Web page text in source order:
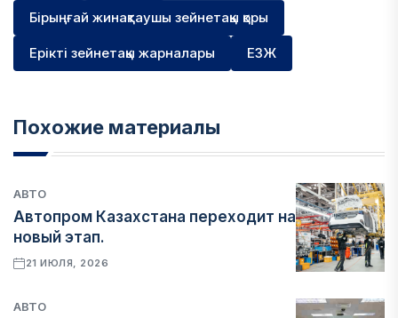
Бірыңғай жинақтаушы зейнетақы қоры
Ерікті зейнетақы жарналары ЕЗЖ
Похожие материалы
АВТО
Автопром Казахстана переходит на
новый этап.
21 ИЮЛЯ, 2026
АВТО